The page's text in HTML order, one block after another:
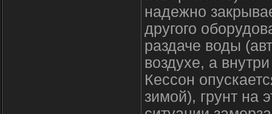
надежно
другого
раздаче воды
воздухе, а
Кессон
зимой), грунт на